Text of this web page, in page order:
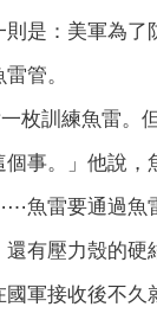
是：美軍為
管。
枚訓練魚雷。
事。」他說
魚雷要通過魚
有壓力殼的硬
軍接收後不